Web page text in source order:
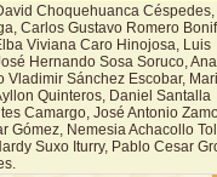
Choquehuanca Céspedes,
Carlos Gustavo Romero
Viviana Caro Hinojosa, Luis
Hernando Sosa Soruco, Ana
Vladimir Sánchez Escobar,
Quinteros, Daniel Santalla
Camargo, José Antonio
Gómez, Nemesia Achacollo
Suxo Iturry, Pablo Cesar